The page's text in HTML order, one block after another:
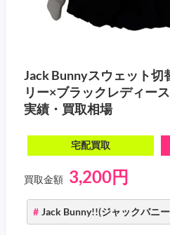
Jack Bunnyスウェット切
リー×ブラックレディー
実績・買取相場
宅配買取
買取金額 3,200円
Jack Bunny!!(ジャックバニ